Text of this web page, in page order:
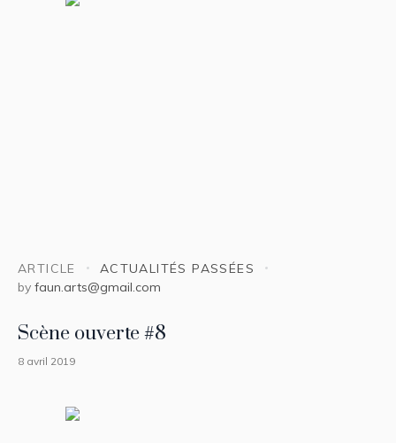
ARTICLE
ACTUALITÉS PASSÉES
by faun.arts@gmail.com
Scène ouverte #8
8 avril 2019